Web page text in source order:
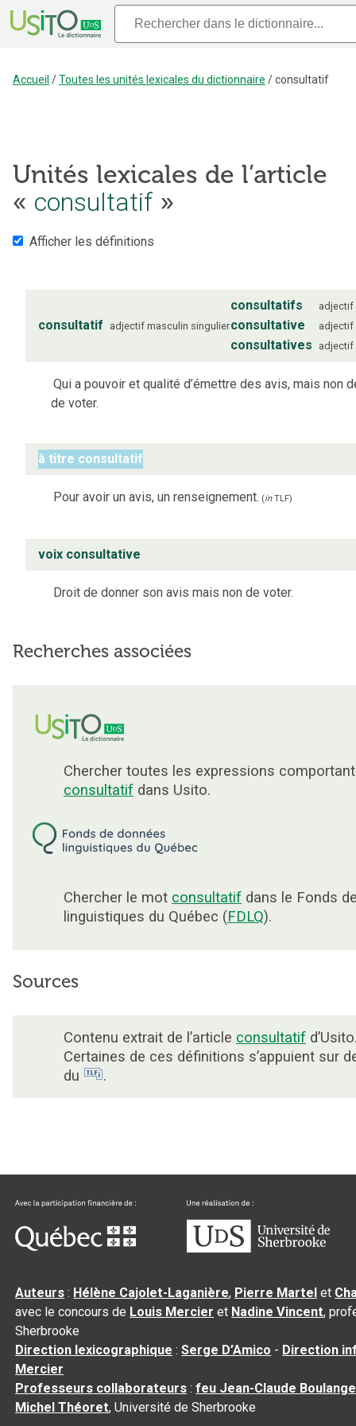
Accueil /Toutes les unités lexicales du dictionnaire /consultatif
Unités lexicales de l’article
« consultatif »
Afficher les définitions
consultatif adjectif masculin singulier
consultatifs adjectif
consultative adjectif
consultatives adjectif
Qui a pouvoir et qualité d’émettre des avis, mais non
de voter.
à titre consultatif
Pour avoir un avis, un renseignement. (inTLF)
voix consultative
Droit de donner son avis mais non de voter.
Recherches associées
Chercher toutes les expressions
consultatif dans Usito.
Chercher le mot consultatif dans le Fonds
linguistiques du Québec (FDLQ).
Sources
Contenu extrait de l’article consultatif
Certaines de ces définitions s’appuient sur
du
.
Auteurs : Hélène Cajolet-Laganière, Pierre Martel et
avec le concours de Louis Mercier et Nadine Vincent,
Sherbrooke
Direction lexicographique :Serge D’Amico - Direction
Mercier
Professeurs collaborateurs :feu Jean-Claude
Michel Théoret, Université de Sherbrooke